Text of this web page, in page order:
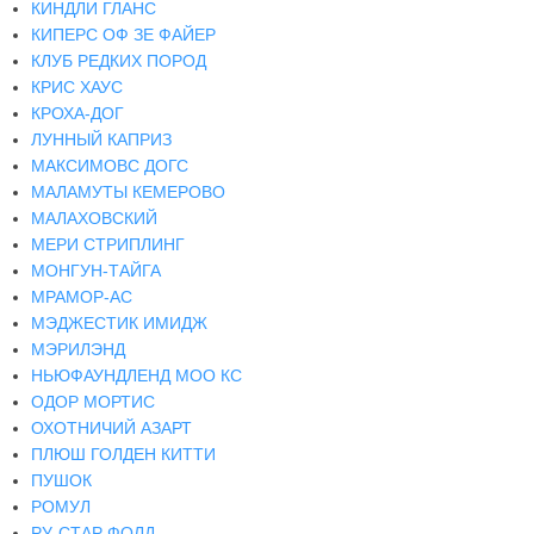
КИНДЛИ ГЛАНС
КИПЕРС ОФ ЗЕ ФАЙЕР
КЛУБ РЕДКИХ ПОРОД
КРИС ХАУС
КРОХА-ДОГ
ЛУННЫЙ КАПРИЗ
МАКСИМОВС ДОГС
МАЛАМУТЫ КЕМЕРОВО
МАЛАХОВСКИЙ
МЕРИ СТРИПЛИНГ
МОНГУН-ТАЙГА
МРАМОР-АС
МЭДЖЕСТИК ИМИДЖ
МЭРИЛЭНД
НЬЮФАУНДЛЕНД МОО КС
ОДОР МОРТИС
ОХОТНИЧИЙ АЗАРТ
ПЛЮШ ГОЛДЕН КИТТИ
ПУШОК
РОМУЛ